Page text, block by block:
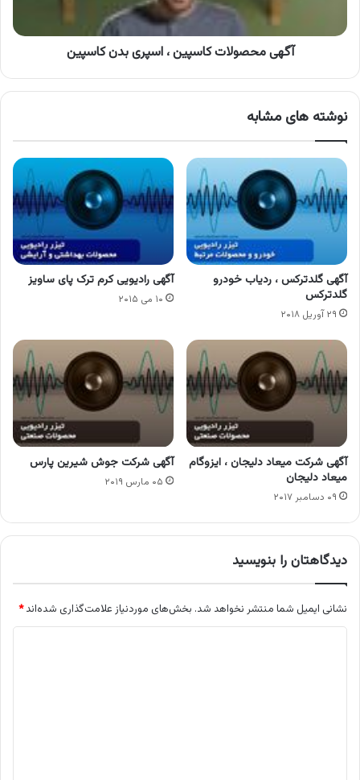
آگهی محصولات کاسپین ، اسپری بدن کاسپین
نوشته های مشابه
آگهی گلدترکس ، ردیاب خودرو
گلدترکس
۲۹ آوریل ۲۰۱۸
آگهی رادیویی کرم ترک پای ساویز
۱۰ می ۲۰۱۵
آگهی شرکت میعاد دلیجان ، ایزوگام
میعاد دلیجان
۰۹ دسامبر ۲۰۱۷
آگهی شرکت جوش شیرین پارس
۰۵ مارس ۲۰۱۹
دیدگاهتان را بنویسید
نشانی ایمیل شما منتشر نخواهد شد. بخش‌های موردنیاز علامت‌گذاری شده‌اند*